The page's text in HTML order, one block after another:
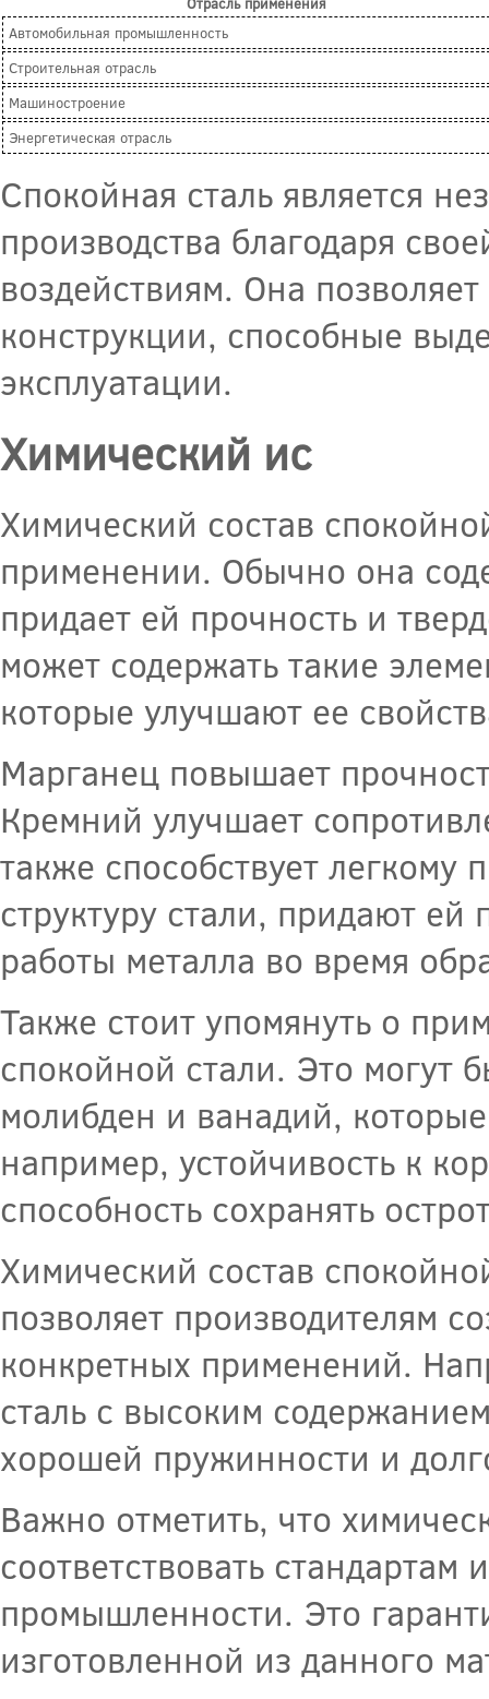
Автомобильная промышленность
Строительная отрасль
Машиностроение
Энергетическая отрасль
Спокойная сталь является
производства благодаря
воздействиям. Она
конструкции, способные
эксплуатации.
Химический ис
Химический состав
применении. Обычно она
придает ей прочность и
может содержать такие
которые улучшают ее
Марганец повышает
Кремний улучшает
также способствует
структуру стали, придают
работы металла во время
Также стоит упомянуть о
спокойной стали. Это могут
молибден и ванадий,
например, устойчивость к
способность сохранять
Химический состав
позволяет производителям
конкретных применений.
сталь с высоким
хорошей пружинности и
Важно отметить, что
соответствовать
промышленности. Это
изготовленной из данного